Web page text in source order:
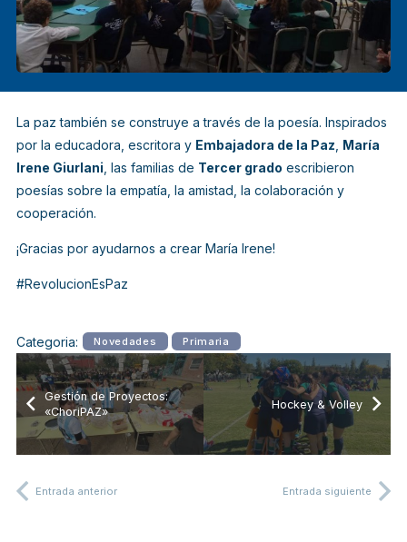
La paz también se construye a través de la poesía. Inspirados
por la educadora, escritora y Embajadora de la Paz María
Irene Giurlani , las familias de Tercer grado escribieron
poesías sobre la empatía, la amistad, la colaboración y
cooperación.
¡Gracias por ayudarnos a crear María Irene!
#RevolucionEsPaz
Categoria: Novedades Primaria
Gestión de Proyectos:
«ChoriPAZ»
Hockey & Volley
Entrada anterior Entrada siguiente